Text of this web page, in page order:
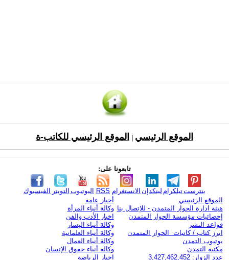
الموقع الرئيسي الموقع الرئيسي للكاتب-ة
تابعونا على:
الفيسبوك التويتر اليوتيوب RSS الانستغرام لينكدإن تيلكرامبنترست
الموقع الرئيسي
هيئة ادارة الحوار المتمدن - للإتصال بنا
إحصائيات مؤسسة الحوار المتمدن
قواعد النشر
ابرز كتاب / كاتبات الحوار المتمدن
يوتيوب التمدن
مكتبة التمدن
عدد الزوار: 3,427,462,452
أخبار عامة
وكالة أنباء المرأة
اخبار الأدب والفن
وكالة أنباء اليسار
وكالة أنباء العلمانية
وكالة أنباء العمال
وكالة أنباء حقوق الإنسان
اخبار الرياضة